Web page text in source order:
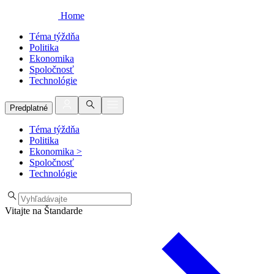
Home
Téma týždňa
Politika
Ekonomika
Spoločnosť
Technológie
Predplatné
Téma týždňa
Politika
Ekonomika >
Spoločnosť
Technológie
Vitajte na Štandarde